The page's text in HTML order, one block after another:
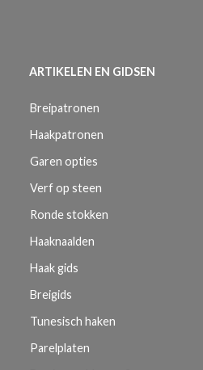
ARTIKELEN EN GIDSEN
Breipatronen
Haakpatronen
Garen opties
Verf op steen
Ronde stokken
Haaknaalden
Haak gids
Breigids
Tunesisch haken
Parelplaten